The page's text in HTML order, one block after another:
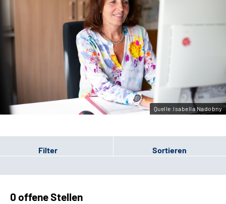
Sozialdienste & Zuweisende
Leichte Sprache
Gebärdensprache
Quelle:Isabella Nadobny
Filter Sortieren
0 offene Stellen